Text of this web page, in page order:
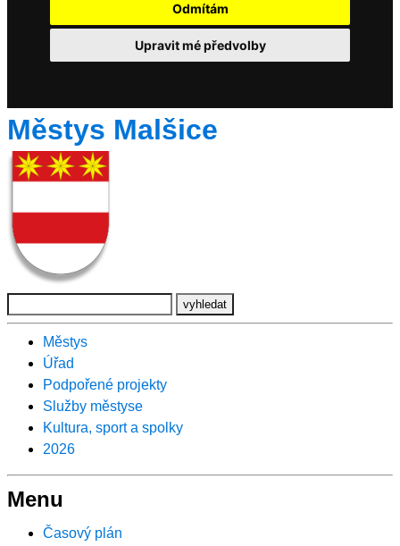
Odmítám
Upravit mé předvolby
Městys Malšice
Městys
Úřad
Podpořené projekty
Služby městyse
Kultura, sport a spolky
2026
Menu
Časový plán